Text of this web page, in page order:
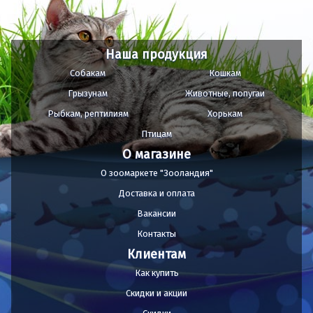
Наша продукция
Собакам
Кошкам
Грызунам
Животные, попугаи
Рыбкам, рептилиям
Хорькам
Птицам
О магазине
О зоомаркете "Зооландия"
Доставка и оплата
Вакансии
Контакты
Клиентам
Как купить
Скидки и акции